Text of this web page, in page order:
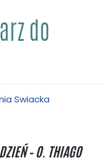
do
Swiacka
– O. THIAGO